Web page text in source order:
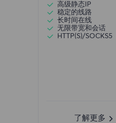
高级静态IP
稳定的线路
长时间在线
无限带宽和会话
HTTP(S)/SOCKS5
了解更多